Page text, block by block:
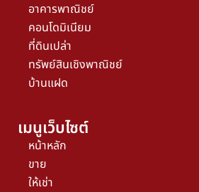
อาคารพาณิชย์
คอนโดมิเนียม
ที่ดินเปล่า
ทรัพย์สินเชิงพาณิชย์
บ้านแฝด
เมนูเว็บไซต์
หน้าหลัก
ขาย
ให้เช่า